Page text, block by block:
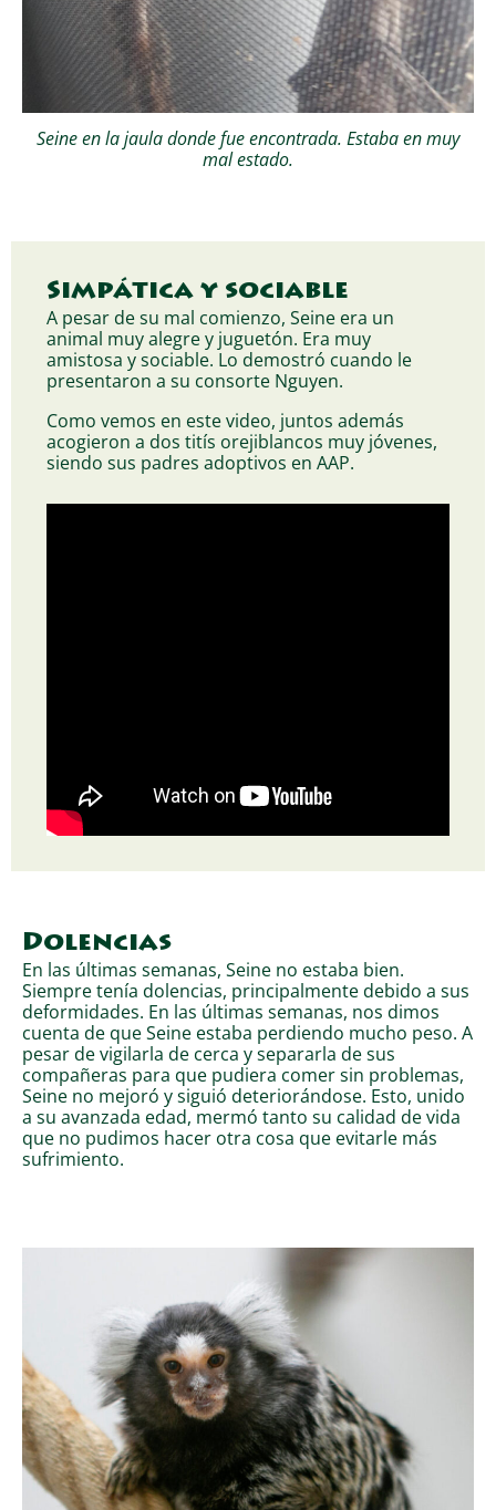
Seine en la jaula donde fue encontrada. Estaba en muy
mal estado.
Simpática y sociable
A pesar de su mal comienzo, Seine era un
animal muy alegre y juguetón. Era muy
amistosa y sociable. Lo demostró cuando le
presentaron a su consorte Nguyen.
Como vemos en este video, juntos además
acogieron a dos titís orejiblancos muy jóvenes,
siendo sus padres adoptivos en AAP.
Dolencias
En las últimas semanas, Seine no estaba bien.
Siempre tenía dolencias, principalmente debido a sus
deformidades. En las últimas semanas, nos dimos
cuenta de que Seine estaba perdiendo mucho peso. A
pesar de vigilarla de cerca y separarla de sus
compañeras para que pudiera comer sin problemas,
Seine no mejoró y siguió deteriorándose. Esto, unido
a su avanzada edad, mermó tanto su calidad de vida
que no pudimos hacer otra cosa que evitarle más
sufrimiento.